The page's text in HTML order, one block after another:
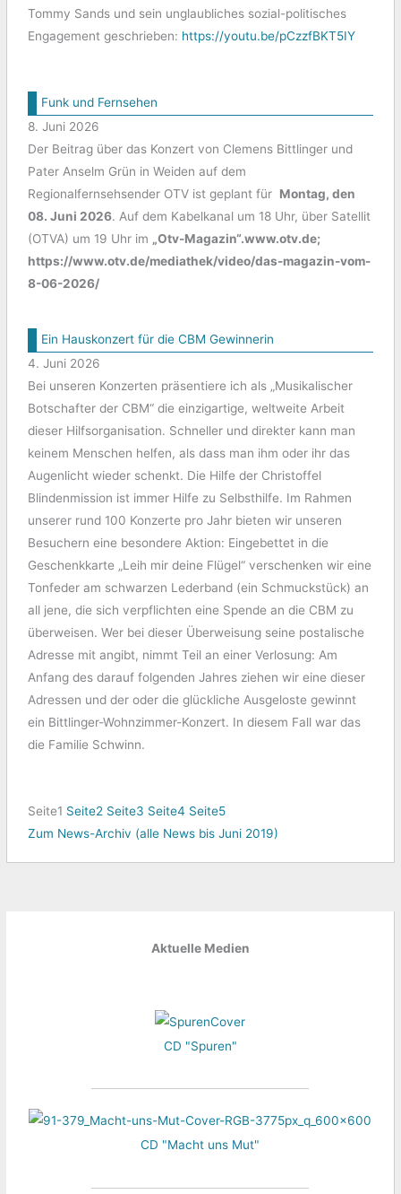
Tommy Sands und sein unglaubliches sozial-politisches
Engagement geschrieben: https://youtu.be/pCzzfBKT5IY
Funk und Fernsehen
8. Juni 2026
Der Beitrag über das Konzert von Clemens Bittlinger und
Pater Anselm Grün in Weiden auf dem
Regionalfernsehsender OTV ist geplant für Montag, den
08. Juni 2026. Auf dem Kabelkanal um 18 Uhr, über Satellit
(OTVA) um 19 Uhr im „Otv-Magazin“.www.otv.de;
https://www.otv.de/mediathek/video/das-magazin-vom-
8-06-2026/
Ein Hauskonzert für die CBM Gewinnerin
4. Juni 2026
Bei unseren Konzerten präsentiere ich als „Musikalischer
Botschafter der CBM“ die einzigartige, weltweite Arbeit
dieser Hilfsorganisation. Schneller und direkter kann man
keinem Menschen helfen, als dass man ihm oder ihr das
Augenlicht wieder schenkt. Die Hilfe der Christoffel
Blindenmission ist immer Hilfe zu Selbsthilfe. Im Rahmen
unserer rund 100 Konzerte pro Jahr bieten wir unseren
Besuchern eine besondere Aktion: Eingebettet in die
Geschenkkarte „Leih mir deine Flügel“ verschenken wir eine
Tonfeder am schwarzen Lederband (ein Schmuckstück) an
all jene, die sich verpflichten eine Spende an die CBM zu
überweisen. Wer bei dieser Überweisung seine postalische
Adresse mit angibt, nimmt Teil an einer Verlosung: Am
Anfang des darauf folgenden Jahres ziehen wir eine dieser
Adressen und der oder die glückliche Ausgeloste gewinnt
ein Bittlinger-Wohnzimmer-Konzert. In diesem Fall war das
die Familie Schwinn.
Seite1 Seite2 Seite3 Seite4 Seite5
Zum News-Archiv (alle News bis Juni 2019)
Aktuelle Medien
CD "Spuren"
CD "Macht uns Mut"